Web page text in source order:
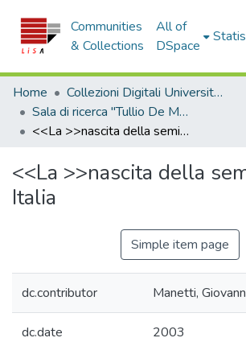
Communities
& Collections
All of
DSpace
Home
Collezioni Digitali Università della Calabria
Sala di ricerca "Tullio De Mauro"
<<La >>nascita della semiotica in Italia
<<La >>nascita della
Italia
Simple item page
dc.contributor Manetti,
dc.date 2003